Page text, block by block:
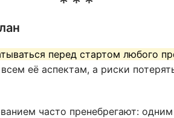
перед стартом любого
её аспектам, а риски
часто пренебрегают: одним